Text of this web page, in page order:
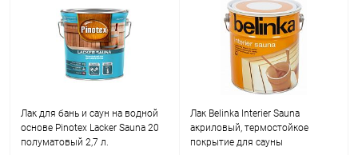
Лак для бань и саун на водной
основе Pinotex Lacker Sauna 20
полуматовый 2,7 л.
Лак Belinka Interier Sauna
акриловый, термостойкое
покрытие для сауны